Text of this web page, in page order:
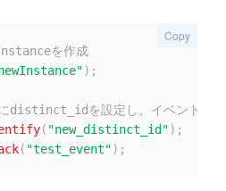
を作成
) ;
distinct_idを設定し、イベント
( "new_distinct_id") ;
( "test_event") ;
Copy